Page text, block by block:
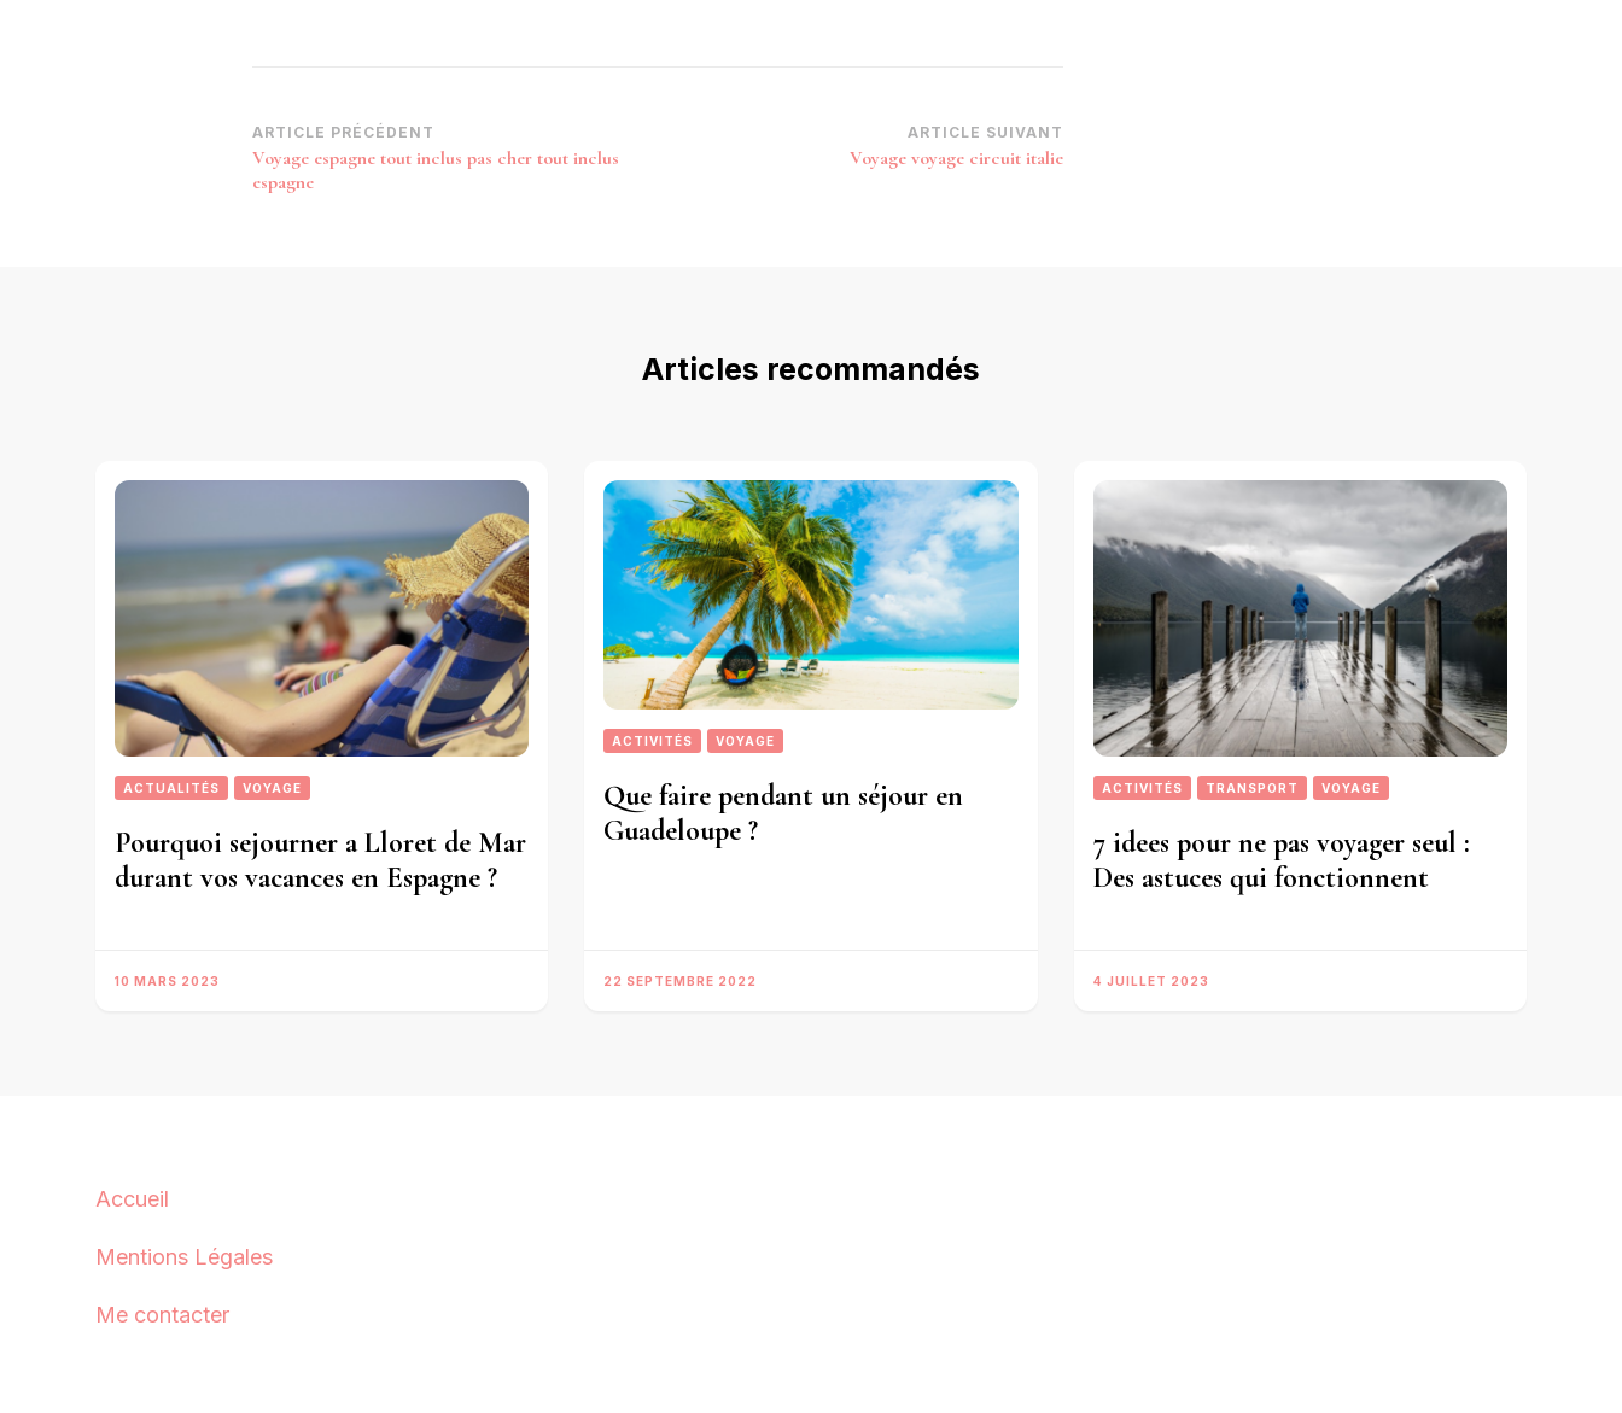
Navigation
d’article
ARTICLE PRÉCÉDENT
Voyage espagne tout inclus pas cher tout inclus
espagne
ARTICLE SUIVANT
Voyage voyage circuit italie
Articles recommandés
ACTUALITÉS VOYAGE
Pourquoi sejourner a Lloret de Mar
durant vos vacances en Espagne ?
10 MARS 2023
ACTIVITÉS VOYAGE
Que faire pendant un séjour en
Guadeloupe ?
22 SEPTEMBRE 2022
ACTIVITÉS TRANSPORT VOYAGE
7 idees pour ne pas voyager seul :
Des astuces qui fonctionnent
4 JUILLET 2023
Accueil
Mentions Légales
Me contacter